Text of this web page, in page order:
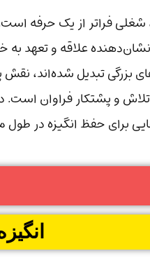
شغلی فراتر از یک حرفه
علاقه و تعهد
بزرگی تبدیل شده‌اند، نقش
تلاش و پشتکار فراوان
برای حفظ انگیزه در طول